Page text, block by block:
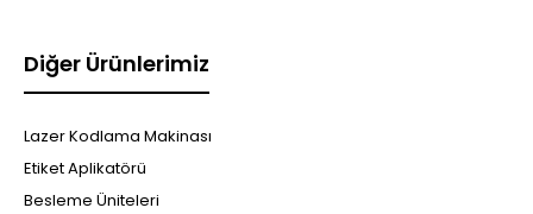
Diğer Ürünlerimiz
Lazer Kodlama Makinası
Etiket Aplikatörü
Besleme Üniteleri